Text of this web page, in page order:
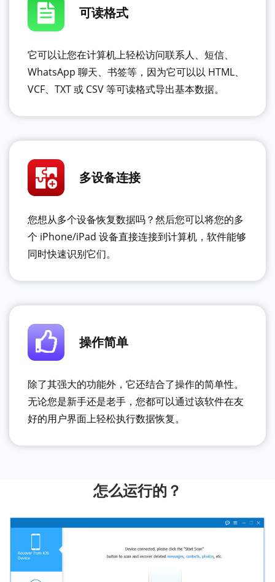
可读格式
它可以让您在计算机上轻松访问联系人、短信、
WhatsApp 聊天、书签等，因为它可以以 HTML、
VCF、TXT 或 CSV 等可读格式导出基本数据。
多设备连接
您想从多个设备恢复数据吗？然后您可以将您的多
个 iPhone/iPad 设备直接连接到计算机，软件能够
同时快速识别它们。
操作简单
除了其强大的功能外，它还结合了操作的简单性。
无论您是新手还是老手，您都可以通过该软件在友
好的用户界面上轻松执行数据恢复。
怎么运行的？